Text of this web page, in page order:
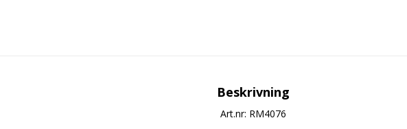
Beskrivning
Art.nr: RM4076